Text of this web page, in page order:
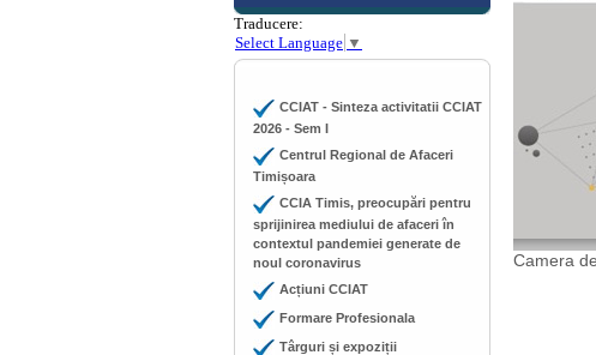
Traducere:
Select Language ▼
CCIAT - Sinteza activitatii CCIAT
2026 - Sem I
Centrul Regional de Afaceri
Timișoara
CCIA Timis, preocupări pentru
sprijinirea mediului de afaceri în
contextul pandemiei generate de
noul coronavirus
Acțiuni CCIAT
Formare Profesionala
Târguri și expoziții
Camera